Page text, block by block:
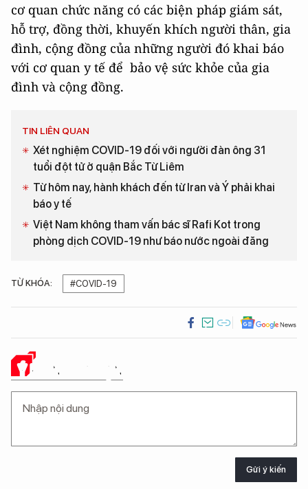
cơ quan chức năng có các biện pháp giám sát,
hỗ trợ, đồng thời, khuyến khích người thân, gia
đình, cộng đồng của những người đó khai báo
với cơ quan y tế để bảo vệ sức khỏe của gia
đình và cộng đồng.
TIN LIÊN QUAN
Xét nghiệm COVID-19 đối với người đàn ông 31
tuổi đột tử ở quận Bắc Từ Liêm
Từ hôm nay, hành khách đến từ Iran và Ý phải khai
báo y tế
Việt Nam không tham vấn bác sĩ Rafi Kot trong
phòng dịch COVID-19 như báo nước ngoài đăng
TỪ KHÓA: #COVID-19
Ý KIẾN CỦA BẠN
Gửi ý kiến